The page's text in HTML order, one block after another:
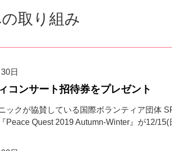
の取り組み
日
コンサート招待券をプレゼント
ックが協賛している国際ボランティア団体
Peace Quest 2019 Autumn-Winter』が12/